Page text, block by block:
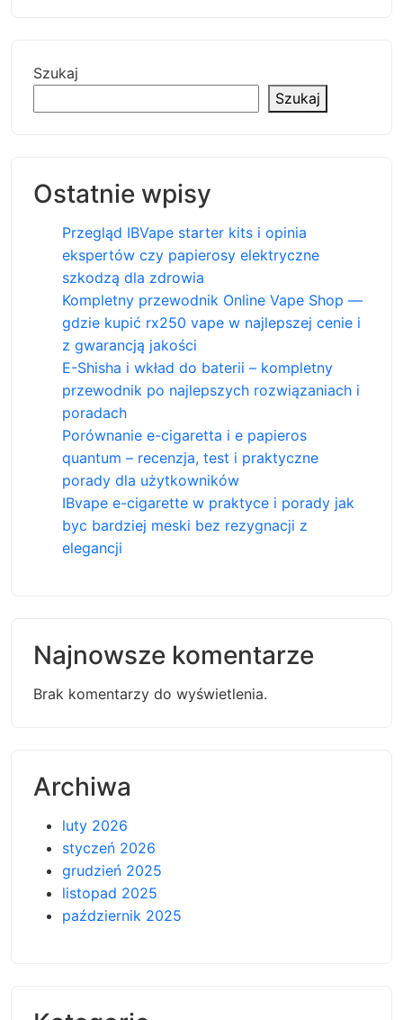
Szukaj
Szukaj
Ostatnie wpisy
Przegląd IBVape starter kits i opinia
ekspertów czy papierosy elektryczne
szkodzą dla zdrowia
Kompletny przewodnik Online Vape Shop —
gdzie kupić rx250 vape w najlepszej cenie i
z gwarancją jakości
E-Shisha i wkład do baterii – kompletny
przewodnik po najlepszych rozwiązaniach i
poradach
Porównanie e-cigaretta i e papieros
quantum – recenzja, test i praktyczne
porady dla użytkowników
IBvape e-cigarette w praktyce i porady jak
byc bardziej meski bez rezygnacji z
elegancji
Najnowsze komentarze
Brak komentarzy do wyświetlenia.
Archiwa
luty 2026
styczeń 2026
grudzień 2025
listopad 2025
październik 2025